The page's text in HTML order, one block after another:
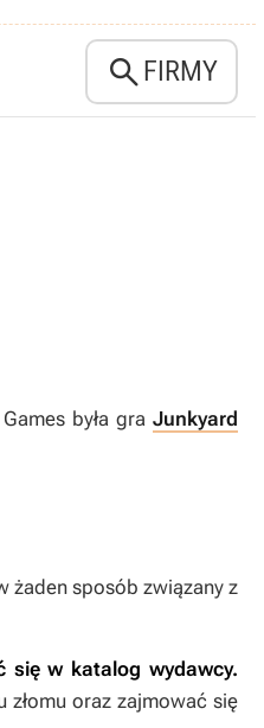
FIRMY
była graJunkyard
żaden sposób związany z
się w katalog wydawcy.
oraz zajmować się